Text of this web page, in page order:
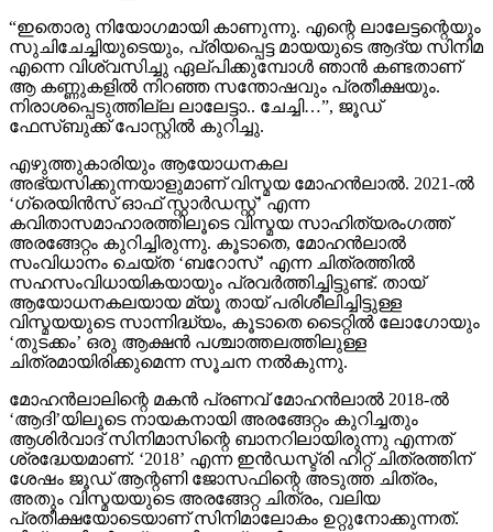
“ഇതൊരു നിയോഗമായി കാണുന്നു. എന്റെ ലാലേട്ടന്റെയും
സുചിചേച്ചിയുടെയും, പ്രിയപ്പെട്ട മായയുടെ ആദ്യ സിനിമ
എന്നെ വിശ്വസിച്ചു ഏല്പിക്കുമ്പോൾ ഞാൻ കണ്ടതാണ്
ആ കണ്ണുകളിൽ നിറഞ്ഞ സന്തോഷവും പ്രതീക്ഷയും.
നിരാശപ്പെടുത്തില്ല ലാലേട്ടാ.. ചേച്ചി…”, ജൂഡ്
ഫേസ്ബുക്ക് പോസ്റ്റിൽ കുറിച്ചു.
എഴുത്തുകാരിയും ആയോധനകല
അഭ്യസിക്കുന്നയാളുമാണ് വിസ്മയ മോഹൻലാൽ. 2021-ൽ
‘ഗ്രെയിൻസ് ഓഫ് സ്റ്റാർഡസ്റ്റ്’ എന്ന
കവിതാസമാഹാരത്തിലൂടെ വിസ്മയ സാഹിത്യരംഗത്ത്
അരങ്ങേറ്റം കുറിച്ചിരുന്നു. കൂടാതെ, മോഹൻലാൽ
സംവിധാനം ചെയ്ത ‘ബറോസ്’ എന്ന ചിത്രത്തിൽ
സഹസംവിധായികയായും പ്രവർത്തിച്ചിട്ടുണ്ട്. തായ്
ആയോധനകലയായ മ്യൂ തായ് പരിശീലിച്ചിട്ടുള്ള
വിസ്മയയുടെ സാന്നിദ്ധ്യം, കൂടാതെ ടൈറ്റിൽ ലോഗോയും
‘തുടക്കം’ ഒരു ആക്ഷൻ പശ്ചാത്തലത്തിലുള്ള
ചിത്രമായിരിക്കുമെന്ന സൂചന നൽകുന്നു.
മോഹൻലാലിന്റെ മകൻ പ്രണവ് മോഹൻലാൽ 2018-ൽ
‘ആദി’യിലൂടെ നായകനായി അരങ്ങേറ്റം കുറിച്ചതും
ആശിർവാദ് സിനിമാസിന്റെ ബാനറിലായിരുന്നു എന്നത്
ശ്രദ്ധേയമാണ്. ‘2018’ എന്ന ഇൻഡസ്ട്രി ഹിറ്റ് ചിത്രത്തിന്
ശേഷം ജൂഡ് ആന്റണി ജോസഫിന്റെ അടുത്ത ചിത്രം,
അതും വിസ്മയയുടെ അരങ്ങേറ്റ ചിത്രം, വലിയ
പ്രതീക്ഷയോടെയാണ് സിനിമാലോകം ഉറ്റുനോക്കുന്നത്.